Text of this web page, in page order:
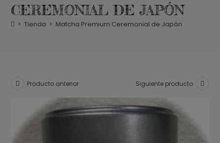
CEREMONIAL DE JAPÓN
> Tienda > Matcha Premium Ceremonial de Japón
Producto anterior Siguiente producto